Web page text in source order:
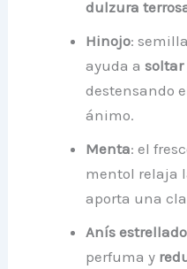
dulzura
Hinojo:
ayuda asoltar
destensando
ánimo.
Menta: el
mentol relaja
aporta una
Anís estrellado
perfuma y